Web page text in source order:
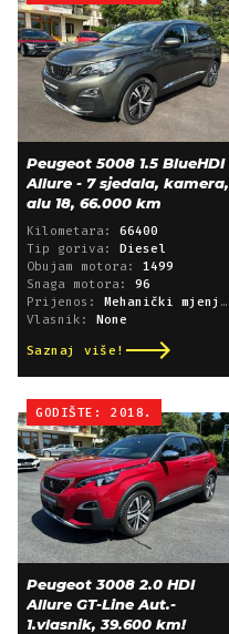
Peugeot 5008 1.5 BlueHDI
Allure - 7 sjedala, kamera,
alu 18, 66.000 km
Kilometara: 66400
Tip goriva: Diesel
Obujam motora: 1499
Snaga motora: 96
Prijenos: Mehanički mjenjač
Vlasnik: None
Saznaj više!
GODIŠTE: 2018.
Peugeot 3008 2.0 HDI
Allure GT-Line Aut.-
1.vlasnik, 39.600 km!